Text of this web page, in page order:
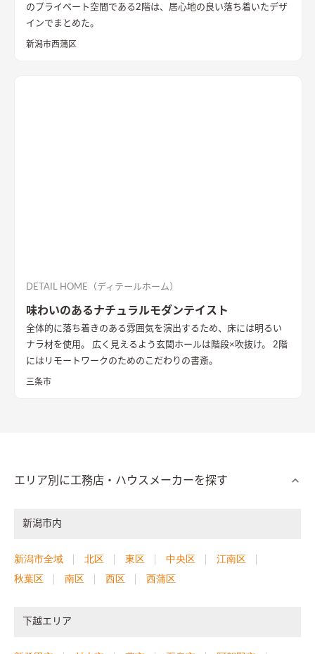
のプライベート空間である2階は、居心地の良い落ち着いたデザ
インでまとめた。
新潟市西蒲区
DETAIL HOME（ディテールホーム）
味わいのあるナチュラルモダンテイスト
全体的に落ち着きのある雰囲気を演出するため、床には明るい
ナラ材を使用。 広く見えるよう玄関ホールは階段×吹抜け。 2階
にはリモートワークのためのこだわりの書斎。
三条市
エリア別に工務店・ハウスメーカーを探す
新潟市内
新潟市全域 北区 東区 中央区
江南区
秋葉区
南区 西区 西蒲区
下越エリア